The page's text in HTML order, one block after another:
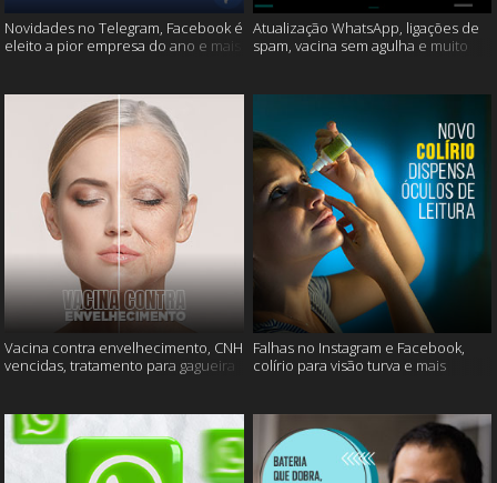
Novidades no Telegram, Facebook é
eleito a pior empresa do ano e mais
Atualização WhatsApp, ligações de
spam, vacina sem agulha e muito
Vacina contra envelhecimento, CNH
vencidas, tratamento para gagueira
Falhas no Instagram e Facebook,
colírio para visão turva e mais